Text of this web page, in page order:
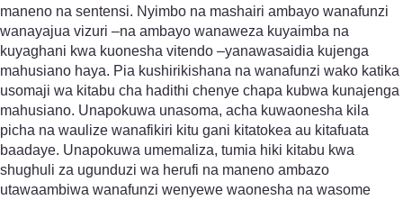
maneno na sentensi. Nyimbo na mashairi ambayo wanafunzi
wanayajua vizuri –na ambayo wanaweza kuyaimba na
kuyaghani kwa kuonesha vitendo –yanawasaidia kujenga
mahusiano haya. Pia kushirikishana na wanafunzi wako katika
usomaji wa kitabu cha hadithi chenye chapa kubwa kunajenga
mahusiano. Unapokuwa unasoma, acha kuwaonesha kila
picha na waulize wanafikiri kitu gani kitatokea au kitafuata
baadaye. Unapokuwa umemaliza, tumia hiki kitabu kwa
shughuli za ugunduzi wa herufi na maneno ambazo
utawaambiwa wanafunzi wenyewe waonesha na wasome